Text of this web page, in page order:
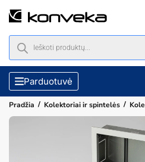
Parduotuvė
Pradžia / Kolektoriai ir spintelės /